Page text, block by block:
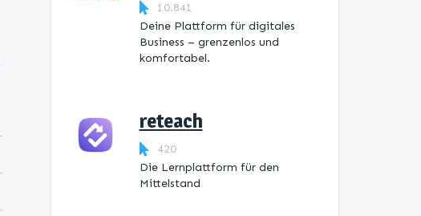
10.841
Deine Plattform für digitales
Business – grenzenlos und
komfortabel.
reteach
420
Die Lernplattform ​für den
Mittelstand